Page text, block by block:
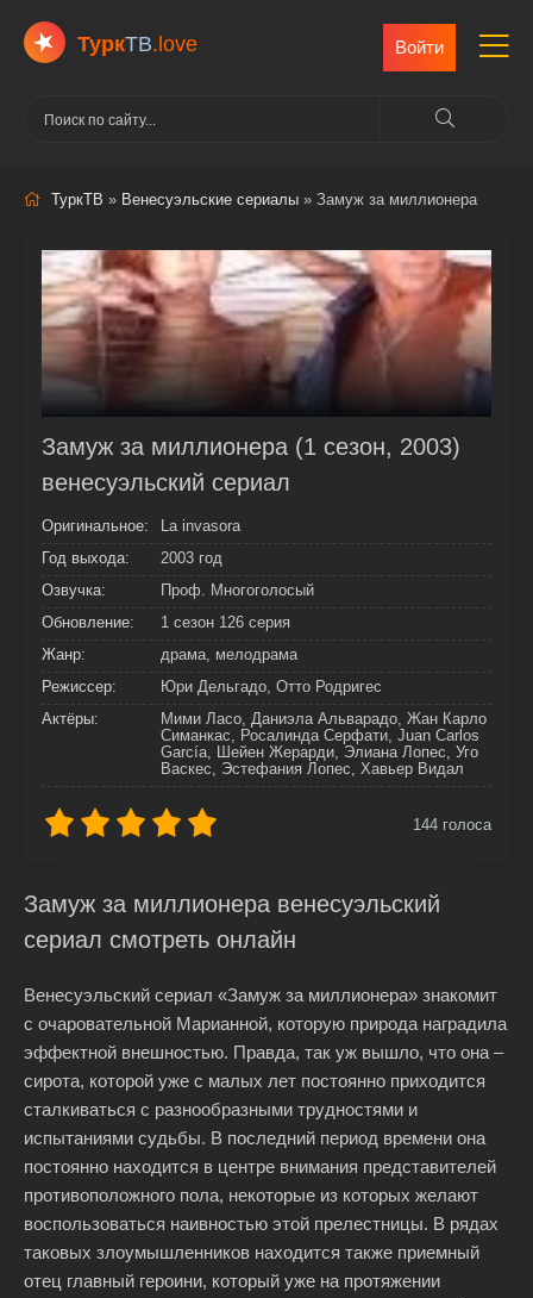
ТуркТВ.love Войти
ТуркТВ » Венесуэльские сериалы » Замуж за миллионера
Замуж за миллионера (1 сезон, 2003)
венесуэльский сериал
Оригинальное:
La invasora
Год выхода:
2003 год
Озвучка:
Проф. Многоголосый
Обновление:
1 сезон 126 серия
Жанр:
драма, мелодрама
Режиссер:
Юри Дельгадо, Отто Родригес
Актёры:
Мими Ласо, Даниэла Альварадо, Жан Карло
Симанкас, Росалинда Серфати, Juan Carlos
García, Шейен Жерарди, Элиана Лопес, Уго
Васкес, Эстефания Лопес, Хавьер Видал
144 голоса
Замуж за миллионера венесуэльский
сериал смотреть онлайн
Венесуэльский сериал «Замуж за миллионера» знакомит
с очаровательной Марианной, которую природа наградила
эффектной внешностью. Правда, так уж вышло, что она –
сирота, которой уже с малых лет постоянно приходится
сталкиваться с разнообразными трудностями и
испытаниями судьбы. В последний период времени она
постоянно находится в центре внимания представителей
противоположного пола, некоторые из которых желают
воспользоваться наивностью этой прелестницы. В рядах
таковых злоумышленников находится также приемный
отец главный героини, который уже на протяжении